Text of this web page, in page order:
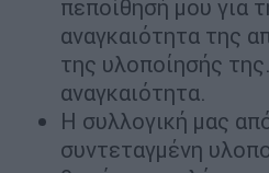
πεποίθησή μου για
αναγκαιότητα της
της υλοποίησής
αναγκαιότητα.
Η συλλογική μας
συντεταγμένη